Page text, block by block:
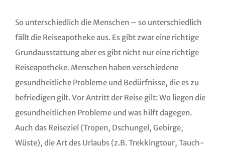
So unterschiedlich die Menschen – so unterschiedlich
fällt die Reiseapotheke aus. Es gibt zwar eine richtige
Grundausstattung aber es gibt nicht nur eine richtige
Reiseapotheke. Menschen haben verschiedene
gesundheitliche Probleme und Bedürfnisse, die es zu
befriedigen gilt. Vor Antritt der Reise gilt: Wo liegen die
gesundheitlichen Probleme und was hilft dagegen.
Auch das Reiseziel (Tropen, Dschungel, Gebirge,
Wüste), die Art des Urlaubs (z.B. Trekkingtour, Tauch-